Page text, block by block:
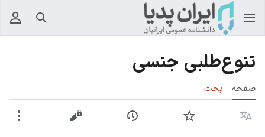
جستجو
تنوع‌طلبی جنسی
صفحه بحث
زبان پیگیری نمایش تاریخچهنمایش مبدأ